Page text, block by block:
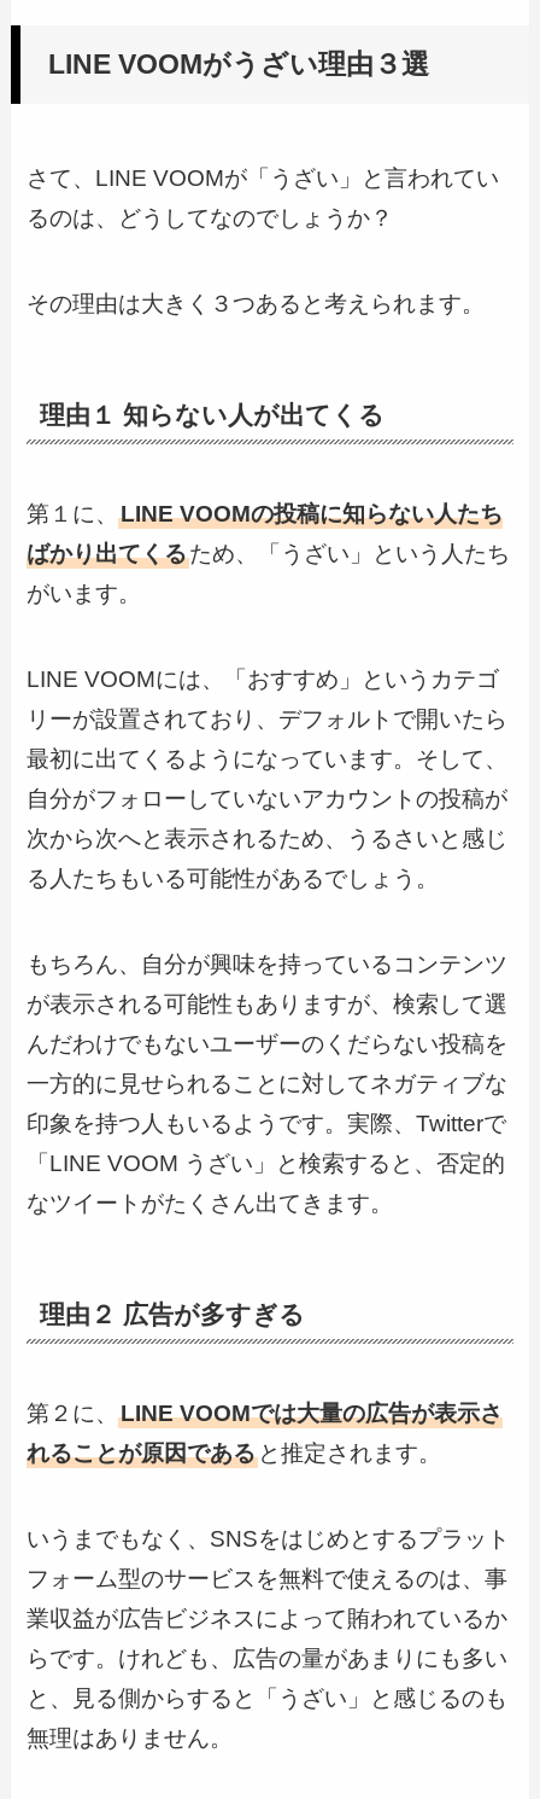
LINE VOOMがうざい理由３選
さて、LINE VOOMが「うざい」と言われてい
るのは、どうしてなのでしょうか？
その理由は大きく３つあると考えられます。
理由１ 知らない人が出てくる
第１に、LINE VOOMの投稿に知らない人たち
ばかり出てくるため、「うざい」という人たち
がいます。
LINE VOOMには、「おすすめ」というカテゴ
リーが設置されており、デフォルトで開いたら
最初に出てくるようになっています。そして、
自分がフォローしていないアカウントの投稿が
次から次へと表示されるため、うるさいと感じ
る人たちもいる可能性があるでしょう。
もちろん、自分が興味を持っているコンテンツ
が表示される可能性もありますが、検索して選
んだわけでもないユーザーのくだらない投稿を
一方的に見せられることに対してネガティブな
印象を持つ人もいるようです。実際、Twitterで
「LINE VOOM うざい」と検索すると、否定的
なツイートがたくさん出てきます。
理由２ 広告が多すぎる
第２に、LINE VOOMでは大量の広告が表示さ
れることが原因である と推定されます。
いうまでもなく、SNSをはじめとするプラット
フォーム型のサービスを無料で使えるのは、事
業収益が広告ビジネスによって賄われているか
らです。けれども、広告の量があまりにも多い
と、見る側からすると「うざい」と感じるのも
無理はありません。